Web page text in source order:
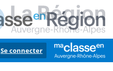
Se connecter